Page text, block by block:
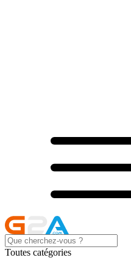
Toutes catégories